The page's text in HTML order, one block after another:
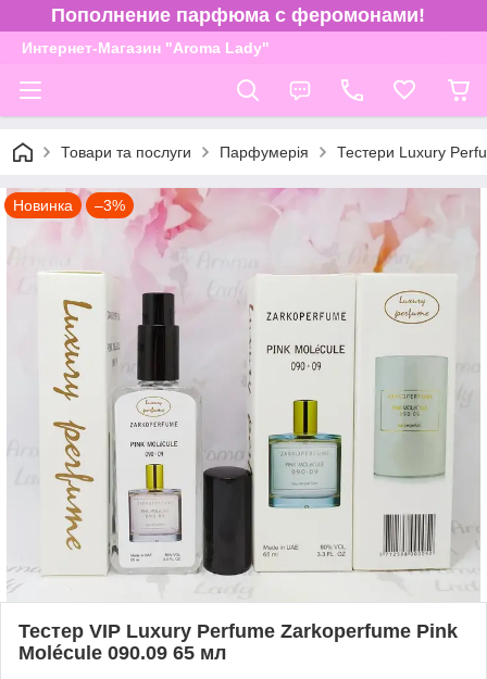
Пополнение парфюма с феромонами!
Интернет-Магазин "Aroma Lady"
Товари та послуги Парфумерія Тестери Luxury
Новинка –3%
Тестер VIP Luxury Perfume Zarkoperfume Pink
Molécule 090.09 65 мл